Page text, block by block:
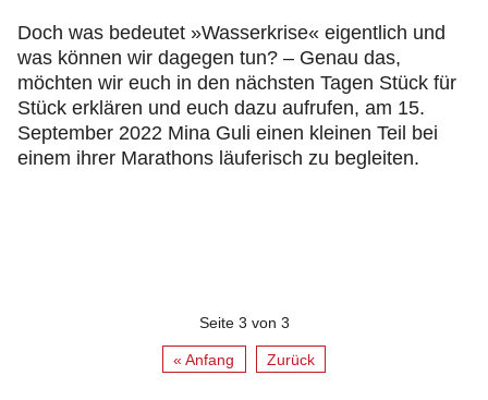
Doch was bedeutet »Wasserkrise« eigentlich und
was können wir dagegen tun? – Genau das,
möchten wir euch in den nächsten Tagen Stück für
Stück erklären und euch dazu aufrufen, am 15.
September 2022 Mina Guli einen kleinen Teil bei
einem ihrer Marathons läuferisch zu begleiten.
Seite 3 von 3
« Anfang Zurück